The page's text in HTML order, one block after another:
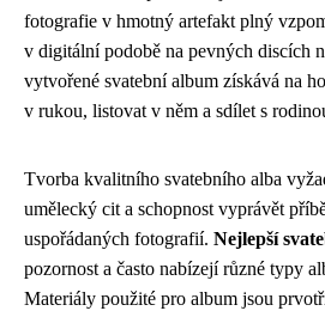
fotografie v hmotný artefakt plný
v digitální podobě na pevných discích
vytvořené svatební album získává na
v rukou, listovat v něm a sdílet s
Tvorba kvalitního svatebního alba
umělecký cit a schopnost vyprávět
uspořádaných fotografií. Nejlepší
pozornost a často nabízejí různé typy
Materiály použité pro album jsou